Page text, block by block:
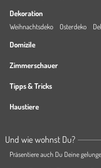
Dekoration
Weihnachtsdeko Osterdeko
Domizile
Zimmerschauer
Tipps & Tricks
Haustiere
Und wie wohnst Du?
Präsentiere auch Du Deine